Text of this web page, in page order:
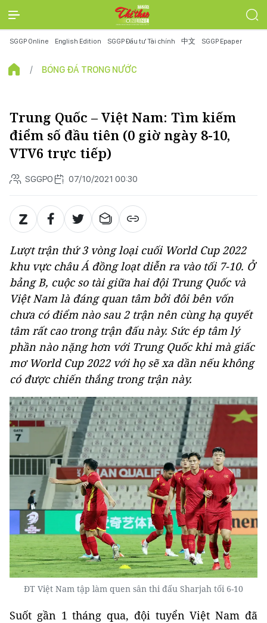
SGGP Online English Edition SGGP Đầu tư Tài chính 中文 SGGP Epaper
BÓNG ĐÁ TRONG NƯỚC
Trung Quốc – Việt Nam: Tìm kiếm
điểm số đầu tiên (0 giờ ngày 8-10,
VTV6 trực tiếp)
SGGPO 07/10/2021 00:30
Lượt trận thứ 3 vòng loại cuối World Cup 2022
khu vực châu Á đồng loạt diễn ra vào tối 7-10. Ở
bảng B, cuộc so tài giữa hai đội Trung Quốc và
Việt Nam là đáng quan tâm bởi đôi bên vốn
chưa có điểm nào sau 2 trận nên cùng hạ quyết
tâm rất cao trong trận đấu này. Sức ép tâm lý
phần nào nặng hơn với Trung Quốc khi mà giấc
mơ World Cup 2022 với họ sẽ xa dần nếu không
có được chiến thắng trong trận này.
ĐT Việt Nam tập làm quen sân thi đấu Sharjah tối 6-10
Suốt gần 1 tháng qua, đội tuyển Việt Nam đã